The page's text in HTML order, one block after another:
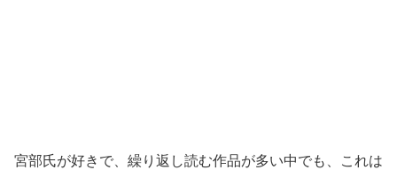
宮部氏が好きで、繰り返し読む作品が多い中でも、これは